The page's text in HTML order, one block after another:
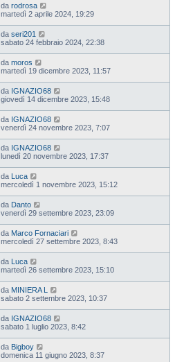
da rodrosa
martedì 2 aprile 2024, 19:29
da seri201
sabato 24 febbraio 2024, 22:38
da moros
martedì 19 dicembre 2023, 11:57
da IGNAZIO68
giovedì 14 dicembre 2023, 15:48
da IGNAZIO68
venerdì 24 novembre 2023, 7:07
da IGNAZIO68
lunedì 20 novembre 2023, 17:37
da Luca
mercoledì 1 novembre 2023, 15:12
da Danto
venerdì 29 settembre 2023, 23:09
da Marco Fornaciari
mercoledì 27 settembre 2023, 8:43
da Luca
martedì 26 settembre 2023, 15:10
da MINIERA L
sabato 2 settembre 2023, 10:37
da IGNAZIO68
sabato 1 luglio 2023, 8:42
da Bigboy
domenica 11 giugno 2023, 8:37